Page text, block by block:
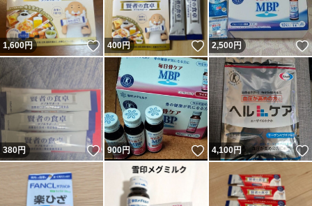
1,600円 いいね！
400円 いいね！
2,500円
380円 いいね！
900円 いいね！
4,100円